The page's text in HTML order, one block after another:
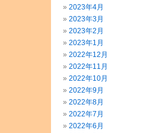
2023年4月
2023年3月
2023年2月
2023年1月
2022年12月
2022年11月
2022年10月
2022年9月
2022年8月
2022年7月
2022年6月